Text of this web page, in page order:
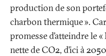
production de son
charbon thermique».
promesse d’atteindre le «
nette de CO2, d’ici à